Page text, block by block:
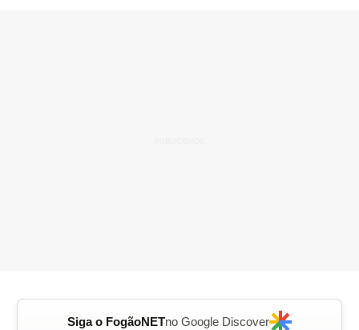
Siga o FogãoNETno Google Discover